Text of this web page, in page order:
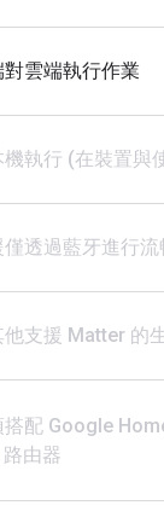
對雲端執行作業
機執行 (在裝置與
僅透過藍牙進行流
他支援 Matter 的
搭配 Google
由器